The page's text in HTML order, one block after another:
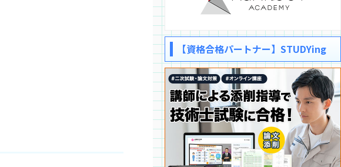
【資格合格パートナー】STUDYing